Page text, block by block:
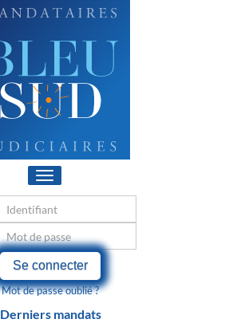
Toggle
navigation
Se connecter
Mot de passe oublié ?
Derniers mandats